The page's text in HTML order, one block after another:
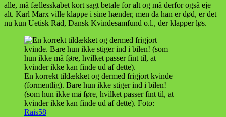
alle, må fællesskabet kort sagt betale for alt og må derfor også eje
alt. Karl Marx ville klappe i sine hænder, men da han er død, er det
nu kun Uetisk Råd, Dansk Kvindesamfund o.l., der klapper løs.
En korrekt tildækket og dermed frigjort kvinde
(formentlig). Bare hun ikke stiger ind i bilen!
(som hun ikke må føre, hvilket passer fint til, at
kvinder ikke kan finde ud af dette). Foto:
Rais58